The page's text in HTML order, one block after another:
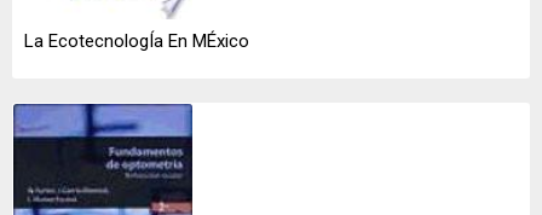
La EcotecnologÍa En MÉxico